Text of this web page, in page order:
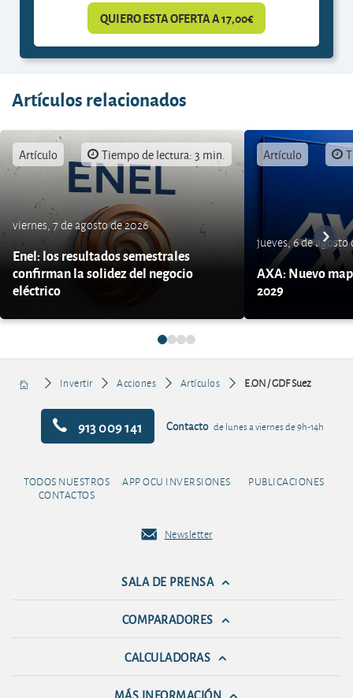
QUIERO ESTA OFERTA A 17,00€
Artículos relacionados
Artículo Tiempo de lectura: 3 min.
viernes, 7 de agosto de 2026
Enel: los resultados semestrales
confirman la solidez del negocio
eléctrico
Artículo
jueves, 6 de agosto
AXA: Nuevo
2029
Invertir Acciones Artículos E.ON / GDF Suez
913 009 141 Contacto de lunes a viernes de 9h-14h
TODOS NUESTROS
CONTACTOS
APP OCU INVERSIONES PUBLICACIONES
Newsletter
SALA DE PRENSA
COMPARADORES
CALCULADORAS
MÁS INFORMACIÓN